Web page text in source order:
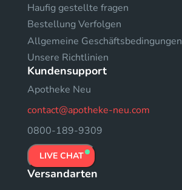
Haufig gestellte fragen
Bestellung Verfolgen
Allgemeine Geschäftsbedingungen
Unsere Richtlinien
Kundensupport
Apotheke Neu
contact@apotheke-neu.com
0800-189-9309
LIVE CHAT
Versandarten